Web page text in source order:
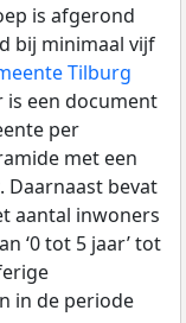
is afgerond
bij minimaal vijf
Tilburg
is een document
per
met een
Daarnaast bevat
aantal inwoners
‘0 tot 5 jaar’ tot
in de periode